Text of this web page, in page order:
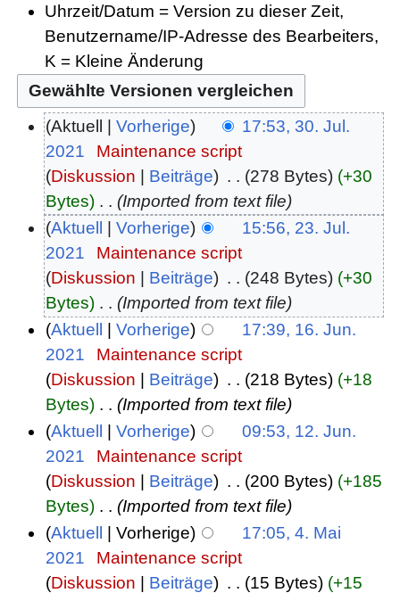
Uhrzeit/Datum = Version zu dieser Zeit,
Benutzername/IP-Adresse des Bearbeiters,
K = Kleine Änderung
Aktuell Vorherige
17:53, 30. Jul.
2021
Maintenance script
Diskussion
Beiträge 278 Bytes
+30
Bytes ‎
Imported from text file
Aktuell
Vorherige
15:56, 23. Jul.
2021
Maintenance script
Diskussion
Beiträge 248 Bytes
+30
Bytes ‎
Imported from text file
Aktuell
Vorherige
17:39, 16. Jun.
2021
Maintenance script
Diskussion
Beiträge 218 Bytes
+18
Bytes ‎
Imported from text file
Aktuell
Vorherige
09:53, 12. Jun.
2021
Maintenance script
Diskussion
Beiträge 200 Bytes
+185
Bytes ‎
Imported from text file
Aktuell
Vorherige
17:05, 4. Mai
2021
Maintenance script
Diskussion
Beiträge 15 Bytes
+15